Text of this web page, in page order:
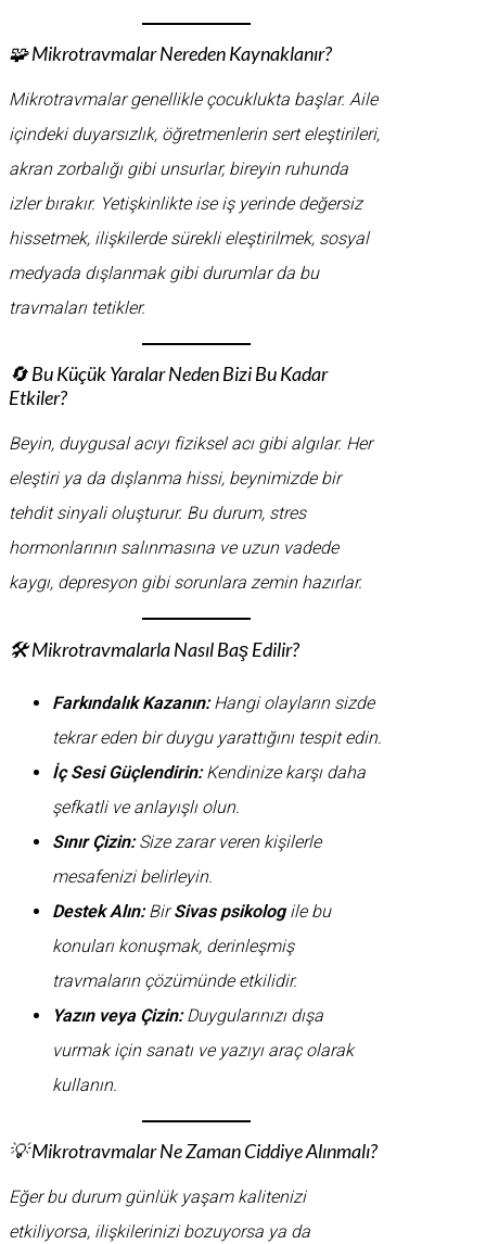
🧩 Mikrotravmalar Nereden Kaynaklanır?
Mikrotravmalar genellikle çocuklukta başlar. Aile
içindeki duyarsızlık, öğretmenlerin sert eleştirileri,
akran zorbalığı gibi unsurlar, bireyin ruhunda
izler bırakır. Yetişkinlikte ise iş yerinde değersiz
hissetmek, ilişkilerde sürekli eleştirilmek, sosyal
medyada dışlanmak gibi durumlar da bu
travmaları tetikler.
🔄 Bu Küçük Yaralar Neden Bizi Bu Kadar
Etkiler?
Beyin, duygusal acıyı fiziksel acı gibi algılar. Her
eleştiri ya da dışlanma hissi, beynimizde bir
tehdit sinyali oluşturur. Bu durum, stres
hormonlarının salınmasına ve uzun vadede
kaygı, depresyon gibi sorunlara zemin hazırlar.
🛠️ Mikrotravmalarla Nasıl Baş Edilir?
Farkındalık Kazanın:Hangi olayların sizde
tekrar eden bir duygu yarattığını tespit edin.
İç Sesi Güçlendirin:Kendinize karşı daha
şefkatli ve anlayışlı olun.
Sınır Çizin:Size zarar veren kişilerle
mesafenizi belirleyin.
Destek Alın:BirSivas psikologile bu
konuları konuşmak, derinleşmiş
travmaların çözümünde etkilidir.
Yazın veya Çizin:Duygularınızı dışa
vurmak için sanatı ve yazıyı araç olarak
kullanın.
💡 Mikrotravmalar Ne Zaman Ciddiye Alınmalı?
Eğer bu durum günlük yaşam kalitenizi
etkiliyorsa, ilişkilerinizi bozuyorsa ya da